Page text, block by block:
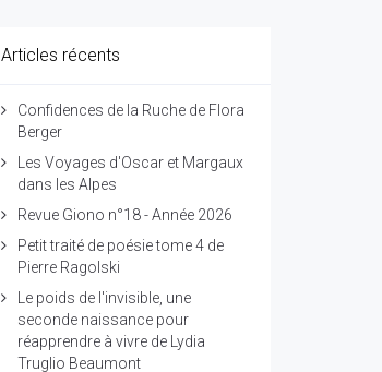
Articles récents
Confidences de la Ruche de Flora
Berger
Les Voyages d'Oscar et Margaux
dans les Alpes
Revue Giono n°18 - Année 2026
Petit traité de poésie tome 4 de
Pierre Ragolski
Le poids de l'invisible, une
seconde naissance pour
réapprendre à vivre de Lydia
Truglio Beaumont